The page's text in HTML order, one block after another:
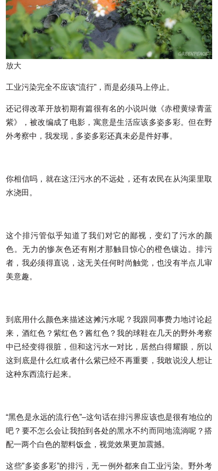
放大
工业污染完全不应该“流行”，而是必须马上停止。
还记得改革开放初期有篇很有名的小说叫做《赤橙黄绿青蓝
紫》，被改编成了电影，寓意是生活应该多姿多彩。但在野
外考察中，我发现，多姿多彩还真未必是件好事。
你相信吗，就在这汪污水的不远处，还有农民在从沟渠里取
水浇田。
这个排污管似乎知道了我们对它的鄙视，变幻了污水的颜
色。无力的惨灰色还有刚才那触目惊心的橙色镶边。排污
者，我必须得直说，这无关任何时尚触觉，也没有半点儿审
美意趣。
到底用什么颜色来描述这摊污水呢？我跟同事费力地讨论起
来，酒红色？紫红色？酱红色？我的球鞋在几天的野外考察
中已经变得很脏，但和这污水一对比，居然白得耀眼，所以
这到底是什么红或者什么紫已经不再重要，我敢说没人想让
这种东西流行起来。
“黑色是永远的流行色”–这句话在排污界应该也是很有地位的
吧？要不怎么会让我拍到各处的黑水不约而同地流淌呢？搭
配一两个白色的塑料饭盒，视觉效果更加震撼。
这些”多姿多彩”的排污，无一例外都来自工业污染。野外考